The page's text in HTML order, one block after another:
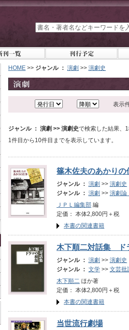
HOME >> ジャンル ： 演劇 >> 演劇史
表示
ジャンル ： 演劇 >> 演劇史で検索した結果、
1件目から10件目までを表示しています。
篠木佐夫のあかりの
ジャンル ： 演劇 >> 演劇史
ジャンル ： 演劇 >> 演劇論
ＪＰＬ編集部 編
定価： 本体2,800円＋
本書の関連書籍
木下順二対話集 ド
ジャンル ： 演劇 >> 演劇史
ジャンル ： 文学 >> 文芸批
木下順二 ほか著
定価： 本体2,800円＋
本書の関連書籍
当世流行劇場